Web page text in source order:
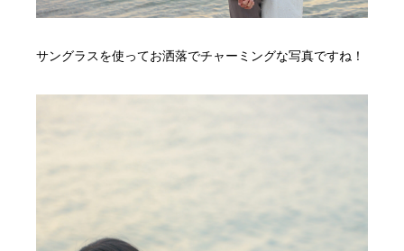
サングラスを使ってお洒落でチャーミングな写真ですね！